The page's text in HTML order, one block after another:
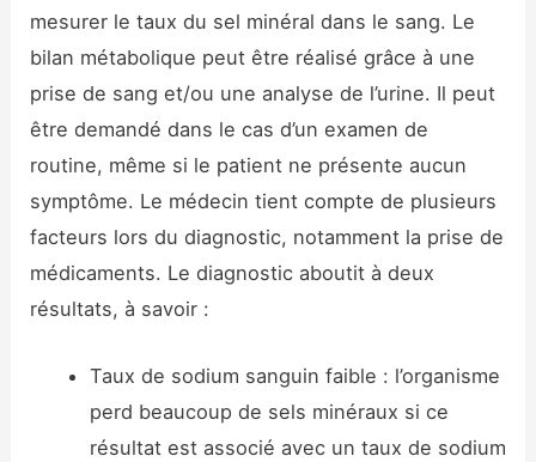
mesurer le taux du sel minéral dans le sang. Le
bilan métabolique peut être réalisé grâce à une
prise de sang et/ou une analyse de l’urine. Il peut
être demandé dans le cas d’un examen de
routine, même si le patient ne présente aucun
symptôme. Le médecin tient compte de plusieurs
facteurs lors du diagnostic, notamment la prise de
médicaments. Le diagnostic aboutit à deux
résultats, à savoir :
Taux de sodium sanguin faible : l’organisme
perd beaucoup de sels minéraux si ce
résultat est associé avec un taux de sodium